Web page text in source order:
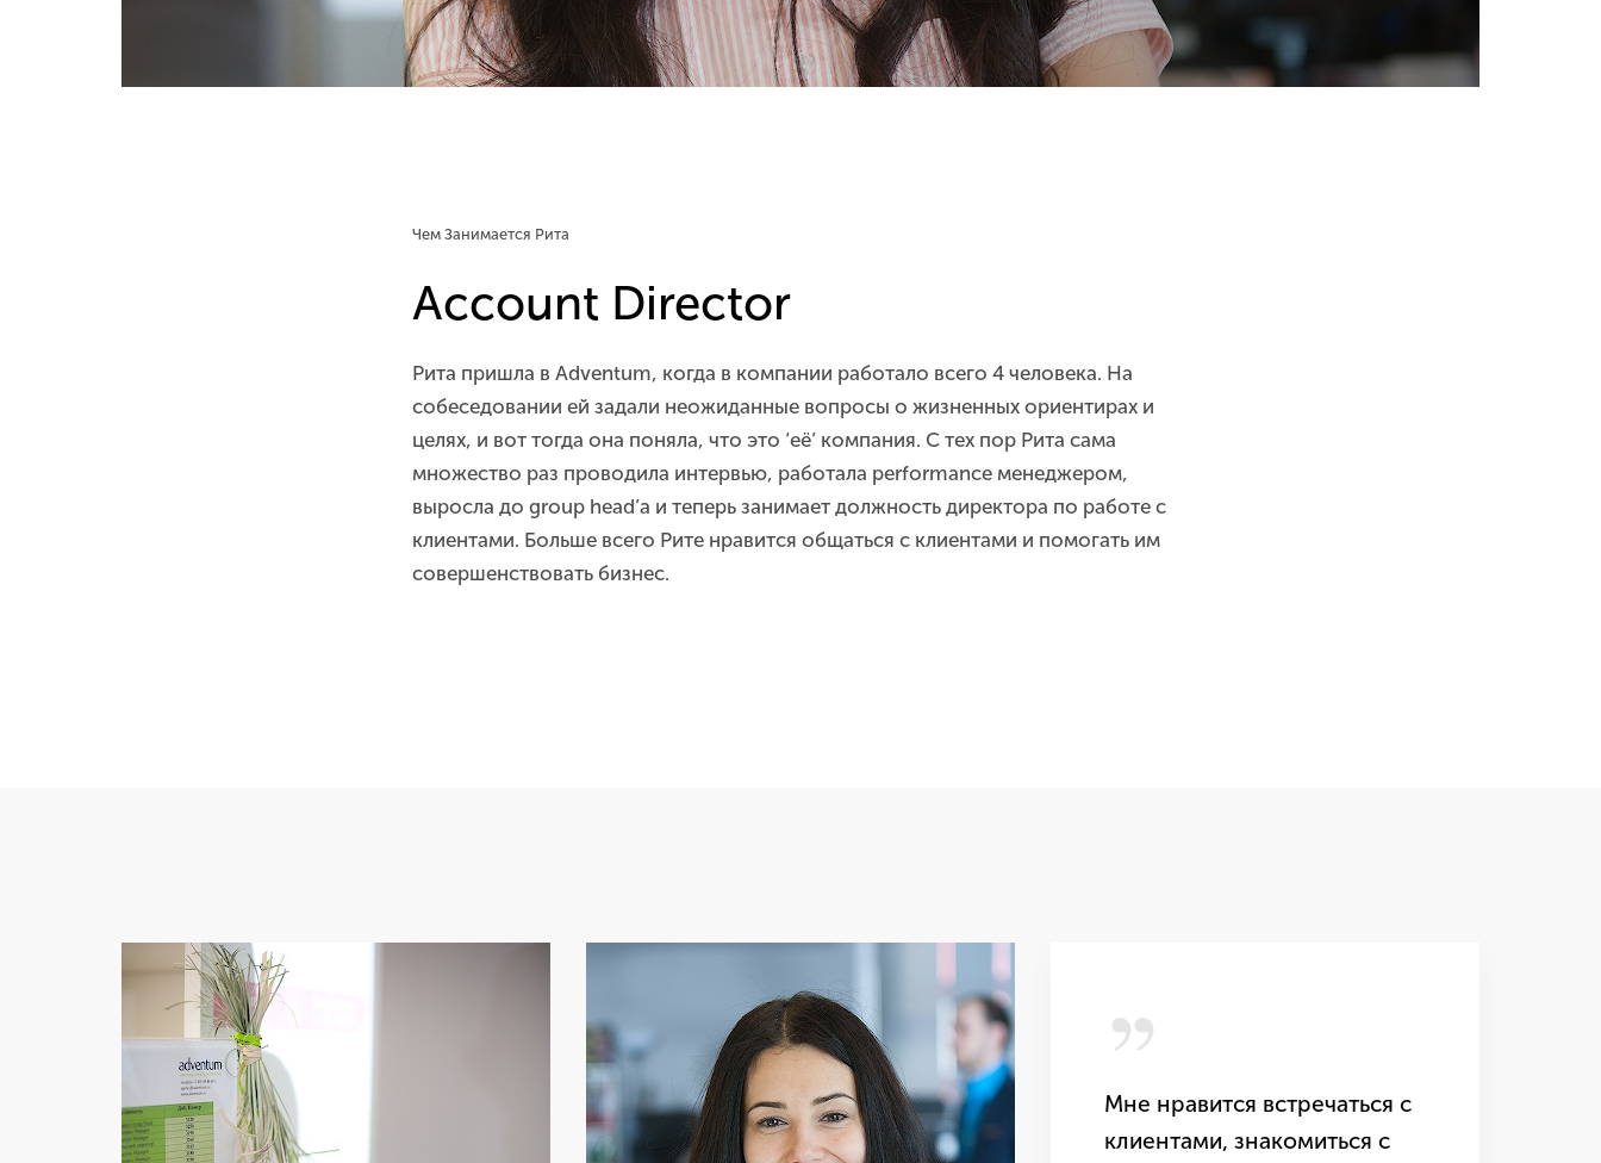
Чем Занимается Рита
Account Director
Рита пришла в Adventum, когда в компании работало всего 4 человека. На
собеседовании ей задали неожиданные вопросы о жизненных ориентирах и
целях, и вот тогда она поняла, что это ‘её’ компания. С тех пор Рита сама
множество раз проводила интервью, работала performance менеджером,
выросла до group head’а и теперь занимает должность директора по работе с
клиентами. Больше всего Рите нравится общаться с клиентами и помогать им
совершенствовать бизнес.
,,
Мне нравится встречаться с
клиентами, знакомиться с
,,
5 лет назад я не хотела идти
работать в маленькую
,,
Мне нравится встречаться с
клиентами, знакомиться с